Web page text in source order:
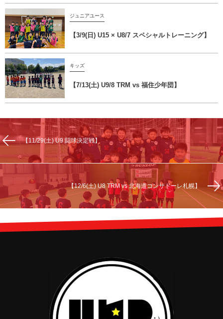
ジュニアユース
【3/9(日) U15 × U8/7 スペシャルトレーニング】
キッズ
【7/13(土) U9/8 TRM vs 福住少年団】
【11/29(土) U9 闘球決定戦】
【12/6(土) U8 TRM vs 北海道コンサドーレ札幌】